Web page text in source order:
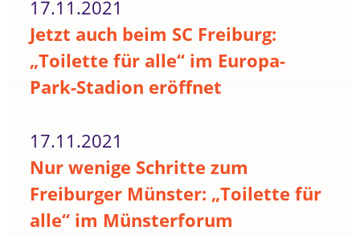
17.11.2021
Jetzt auch beim SC Freiburg:
„Toilette für alle“ im Europa-
Park-Stadion eröffnet
17.11.2021
Nur wenige Schritte zum
Freiburger Münster: „Toilette für
alle“ im Münsterforum